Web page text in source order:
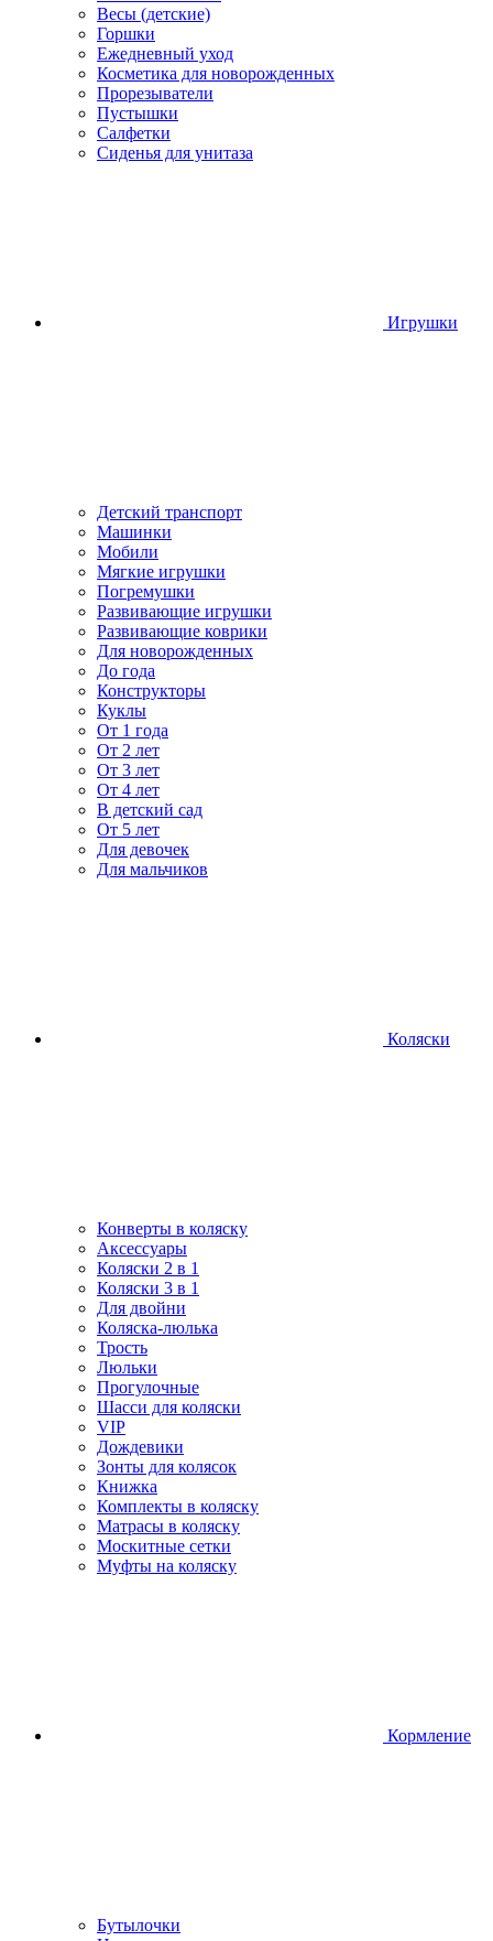
Весы (детские)
Горшки
Ежедневный уход
Косметика для новорожденных
Прорезыватели
Пустышки
Салфетки
Сиденья для унитаза
Игрушки
Детский транспорт
Машинки
Мобили
Мягкие игрушки
Погремушки
Развивающие игрушки
Развивающие коврики
Для новорожденных
До года
Конструкторы
Куклы
От 1 года
От 2 лет
От 3 лет
От 4 лет
В детский сад
От 5 лет
Для девочек
Для мальчиков
Коляски
Конверты в коляску
Аксессуары
Коляски 2 в 1
Коляски 3 в 1
Для двойни
Коляска-люлька
Трость
Люльки
Прогулочные
Шасси для коляски
VIP
Дождевики
Зонты для колясок
Книжка
Комплекты в коляску
Матрасы в коляску
Москитные сетки
Муфты на коляску
Кормление
Бутылочки